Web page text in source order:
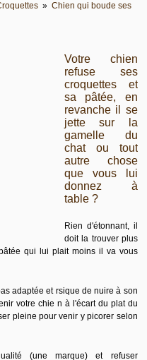
» Chien qui boude ses
Votre chien
refuse ses
croquettes et
sa pâtée, en
revanche il se
jette sur la
gamelle du
chat ou tout
autre chose
que vous lui
donnez à
table ?
Rien d'étonnant, il
doit la trouver plus
qui lui plait moins il va vous
adaptée et rsique de nuire à son
votre chie n à l'écart du plat du
pleine pour venir y picorer selon
(une marque) et refuser